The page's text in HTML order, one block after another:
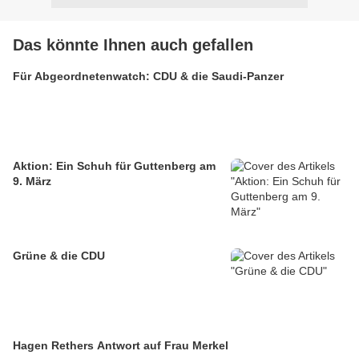
Das könnte Ihnen auch gefallen
Für Abgeordnetenwatch: CDU & die Saudi-Panzer
Aktion: Ein Schuh für Guttenberg am
9. März
Grüne & die CDU
Hagen Rethers Antwort auf Frau Merkel